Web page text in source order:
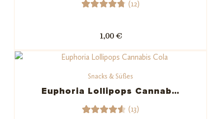
ngen
4.83von
5,
d auf
Kundenb
gen
(12)
1,00 €
Snacks & Süßes
Euphoria Lollipops Cannab…
(13)